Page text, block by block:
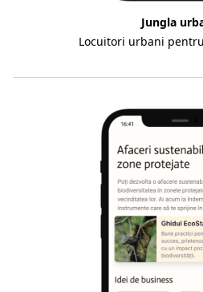
Jungla
Locuitori urbani